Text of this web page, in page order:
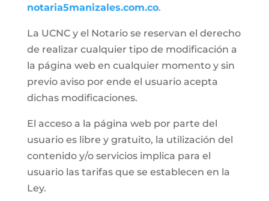
notaria5manizales.com.co.
La UCNC y el Notario se reservan el derecho
de realizar cualquier tipo de modificación a
la página web en cualquier momento y sin
previo aviso por ende el usuario acepta
dichas modificaciones.
El acceso a la página web por parte del
usuario es libre y gratuito, la utilización del
contenido y/o servicios implica para el
usuario las tarifas que se establecen en la
Ley.